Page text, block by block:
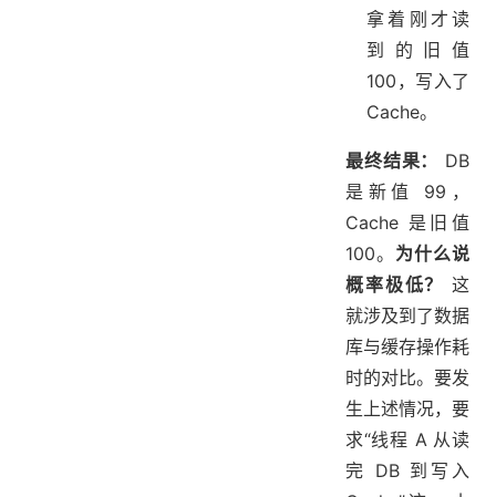
拿着刚才读
到的旧值
100，写入了
Cache。
最终结果：
DB
是新值 99，
Cache 是旧值
100。 为什么说
概率极低？
这
就涉及到了数据
库与缓存操作耗
时的对比。要发
生上述情况，要
求“线程 A 从读
完 DB 到写入